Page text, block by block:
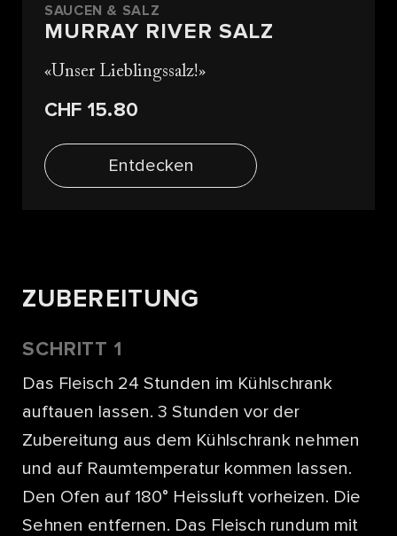
SAUCEN & SALZ
MURRAY RIVER SALZ
Unser Lieblingssalz!
CHF 15.80
Entdecken
ZUBEREITUNG
SCHRITT 1
Das Fleisch 24 Stunden im Kühlschrank
auftauen lassen. 3 Stunden vor der
Zubereitung aus dem Kühlschrank nehmen
und auf Raumtemperatur kommen lassen.
Den Ofen auf 180° Heissluft vorheizen. Die
Sehnen entfernen. Das Fleisch rundum mit